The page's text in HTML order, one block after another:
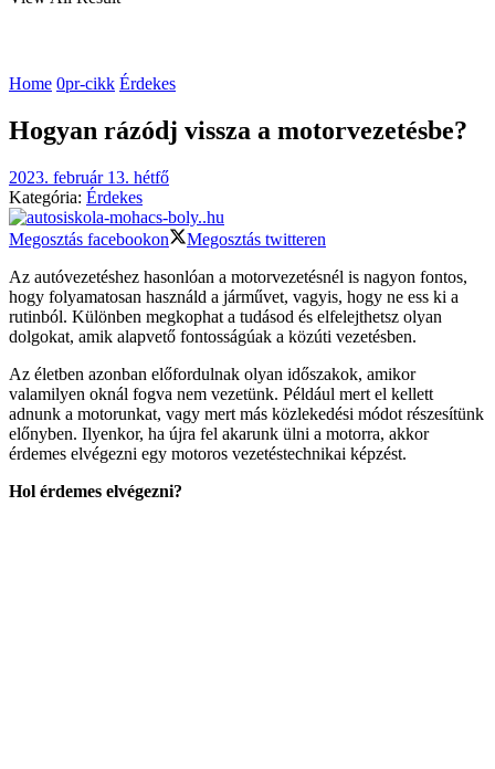
Home 0pr-cikk Érdekes
Hogyan rázódj vissza a motorvezetésbe?
2023. február 13. hétfő
Kategória: Érdekes
Megosztás facebookon
Megosztás twitteren
Az autóvezetéshez hasonlóan a motorvezetésnél is nagyon fontos,
hogy folyamatosan használd a járművet, vagyis, hogy ne ess ki a
rutinból. Különben megkophat a tudásod és elfelejthetsz olyan
dolgokat, amik alapvető fontosságúak a közúti vezetésben.
Az életben azonban előfordulnak olyan időszakok, amikor
valamilyen oknál fogva nem vezetünk. Például mert el kellett
adnunk a motorunkat, vagy mert más közlekedési módot részesítünk
előnyben. Ilyenkor, ha újra fel akarunk ülni a motorra, akkor
érdemes elvégezni egy motoros vezetéstechnikai képzést.
Hol érdemes elvégezni?